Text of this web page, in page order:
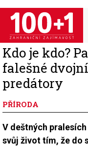
Přejít
hlavnímu
obsahu
Kdo je kdo?
falešné
predátory
PŘÍRODA
V deštných
svůj život tím, že do